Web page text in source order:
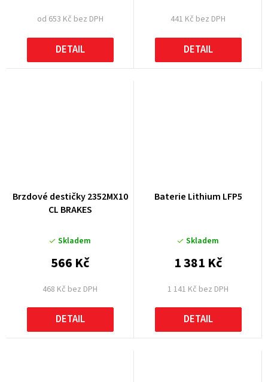
od 653 Kč bez DPH
DETAIL
441 Kč bez DPH
DETAIL
Brzdové destičky 2352MX10
CL BRAKES
Skladem
468 Kč bez DPH
566 Kč
DETAIL
Baterie Lithium LFP5
Skladem
1 141 Kč bez DPH
1 381 Kč
DETAIL